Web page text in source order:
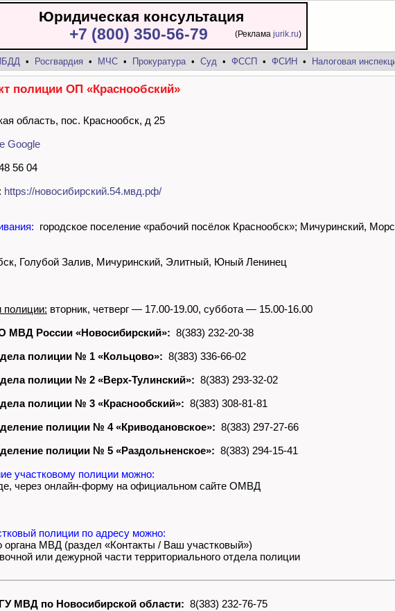
Юридическая консультация
+7 (800) 350-56-79 (Реклама jurik.ru)
• Росгвардия • МЧС • Прокуратура• Суд • ФССП • ФСИН • Налоговая
полиции ОП «Краснообский»
область, пос. Краснообск, д 25
Google
56 04
https://новосибирский.54.мвд.рф/
городское поселение «рабочий посёлок Краснообск»; Мичуринский,
Голубой Залив, Мичуринский, Элитный, Юный Ленинец
полиции: вторник, четверг — 17.00-19.00, суббота — 15.00-16.00
МВД России «Новосибирский»: 8(383) 232-20-38
полиции № 1 «Кольцово»: 8(383) 336-66-02
полиции № 2 «Верх-Тулинский»: 8(383) 293-32-02
полиции № 3 «Краснообский»: 8(383) 308-81-81
полиции № 4 «Криводановское»: 8(383) 297-27-66
полиции № 5 «Раздольненское»: 8(383) 294-15-41
участковому полиции можно:
через онлайн-форму на официальном сайте ОМВД
полиции по адресу можно:
органа МВД (раздел «Контакты / Ваш участковый»)
или дежурной части территориального отдела полиции
МВД по Новосибирской области: 8(383) 232-76-75